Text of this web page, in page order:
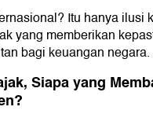
Itu hanya ilusi
yang memberikan
bagi keuangan negara.
Siapa yang